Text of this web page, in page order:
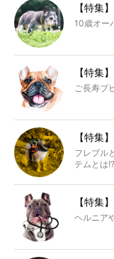
【特集
10歳オー
【特集
ご長寿ブ
【特集
フレブル
テムとは!?
【特集
ヘルニア